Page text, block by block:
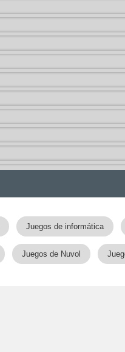
Juegos de informática
Juegos de Nuvol